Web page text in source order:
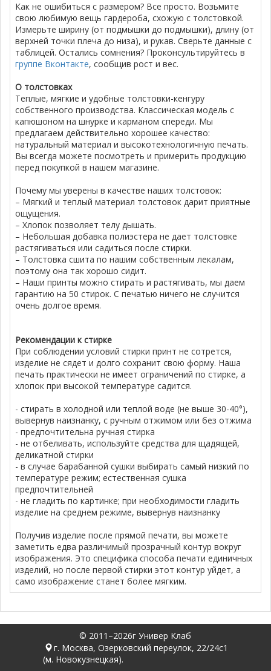
Как не ошибиться с размером? Все просто. Возьмите
свою любимую вещь гардероба, схожую с толстовкой.
Измерьте ширину (от подмышки до подмышки), длину (от
верхней точки плеча до низа), и рукав. Сверьте данные с
таблицей. Остались сомнения? Проконсультируйтесь в
группе Вконтакте, сообщив рост и вес.
О толстовках
Теплые, мягкие и удобные толстовки-кенгуру
собственного производства. Классическая модель с
капюшоном на шнурке и карманом спереди. Мы
предлагаем действительно хорошее качество:
натуральный материал и высокотехнологичную печать.
Вы всегда можете посмотреть и примерить продукцию
перед покупкой в нашем магазине.
Почему мы уверены в качестве наших толстовок:
– Мягкий и теплый материал толстовок дарит приятные
ощущения.
– Хлопок позволяет телу дышать.
– Небольшая добавка полиэстера не дает толстовке
растягиваться или садиться после стирки.
– Толстовка сшита по нашим собственным лекалам,
поэтому она так хорошо сидит.
– Наши принты можно стирать и растягивать, мы даем
гарантию на 50 стирок. С печатью ничего не случится
очень долгое время.
Рекомендации к стирке
При соблюдении условий стирки принт не сотрется,
изделие не сядет и долго сохранит свою форму. Наша
печать практически не имеет ограничений по стирке, а
хлопок при высокой температуре садится.
- стирать в холодной или теплой воде (не выше 30-40°),
вывернув наизнанку, с ручным отжимом или без отжима
- предпочтительна ручная стирка
- не отбеливать, используйте средства для щадящей,
деликатной стирки
- в случае барабанной сушки выбирать самый низкий по
температуре режим; естественная сушка
предпочтительней
- не гладить по картинке; при необходимости гладить
изделие на среднем режиме, вывернув наизнанку
Получив изделие после прямой печати, вы можете
заметить едва различимый прозрачный контур вокруг
изображения. Это специфика способа печати единичных
изделий, но после первой стирки этот контур уйдет, а
само изображение станет более мягким.
© 2011–2026г Универ Клаб
г. Москва, Озерковский переулок, 22/24с1
(м. Новокузнецкая).